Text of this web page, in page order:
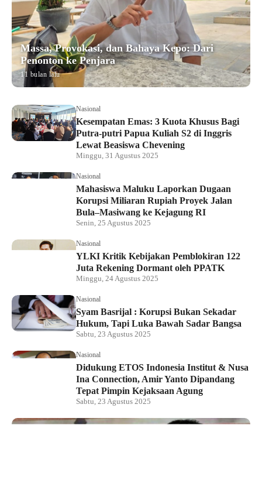
Massa, Provokasi, dan Bahaya Kepo: Dari
Penonton ke Penjara
11 bulan lalu
Nasional
Kesempatan Emas: 3 Kuota Khusus Bagi
Putra-putri Papua Kuliah S2 di Inggris
Lewat Beasiswa Chevening
Minggu, 31 Agustus 2025
Nasional
Mahasiswa Maluku Laporkan Dugaan
Korupsi Miliaran Rupiah Proyek Jalan
Bula–Masiwang ke Kejagung RI
Senin, 25 Agustus 2025
Nasional
YLKI Kritik Kebijakan Pemblokiran 122
Juta Rekening Dormant oleh PPATK
Minggu, 24 Agustus 2025
Nasional
Syam Basrijal : Korupsi Bukan Sekadar
Hukum, Tapi Luka Bawah Sadar Bangsa
Sabtu, 23 Agustus 2025
Nasional
Didukung ETOS Indonesia Institut & Nusa
Ina Connection, Amir Yanto Dipandang
Tepat Pimpin Kejaksaan Agung
Sabtu, 23 Agustus 2025